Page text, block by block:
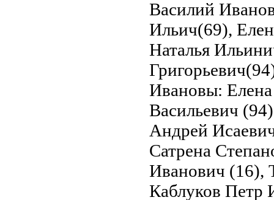
Василий
Ильич(69),
Наталья
Ивановы:
Васильевич
Андрей
Сатрена
Иванович (16),
Каблуков Петр